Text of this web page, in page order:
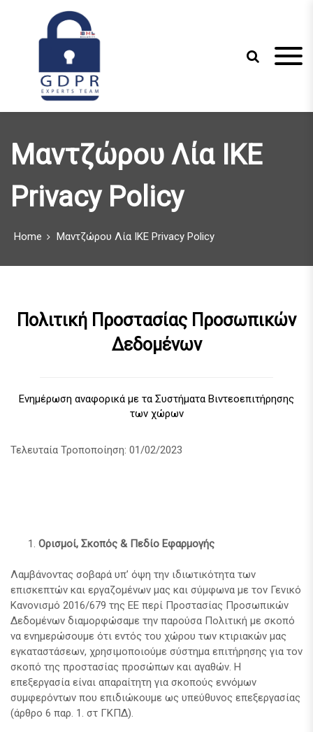
o GDPR Experts
Team
Μαντζώρου Λία ΙΚΕ
Privacy Policy
Home Μαντζώρου Λία ΙΚΕ Privacy Policy
Πολιτική Προστασίας Προσωπικών
Δεδομένων
Ενημέρωση αναφορικά με τα Συστήματα Βιντεοεπιτήρησης
των χώρων
Τελευταία Τροποποίηση: 01/02/2023
Ορισμοί, Σκοπός & Πεδίο Εφαρμογής
Λαμβάνοντας σοβαρά υπ’ όψη την ιδιωτικότητα των
επισκεπτών και εργαζομένων μας και σύμφωνα με τον Γενικό
Κανονισμό 2016/679 της ΕΕ περί Προστασίας Προσωπικών
Δεδομένων διαμορφώσαμε την παρούσα Πολιτική με σκοπό
να ενημερώσουμε ότι εντός του χώρου των κτιριακών μας
εγκαταστάσεων, χρησιμοποιούμε σύστημα επιτήρησης για τον
σκοπό της προστασίας προσώπων και αγαθών. Η
επεξεργασία είναι απαραίτητη για σκοπούς εννόμων
συμφερόντων που επιδιώκουμε ως υπεύθυνος επεξεργασίας
(άρθρο 6 παρ. 1. στ ΓΚΠΔ).